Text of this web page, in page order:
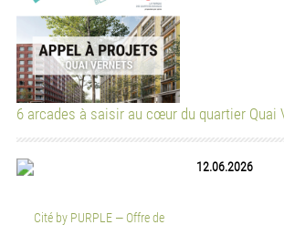
offres d'emploi
23.07.2026
Chargé·e de soutien à l’insertion professionnelle (50 %)
AMIC - Association des médiatrices interculturelles
Enseignante ou un enseignant